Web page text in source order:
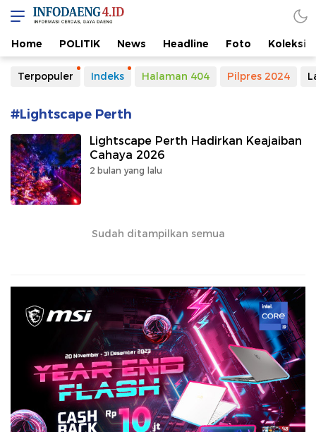
Home POLITIK News Headline Foto Koleksi
Terpopuler Indeks Halaman 404 Pilpres 2024
#Lightscape Perth
Lightscape Perth Hadirkan Keajaiban
Cahaya 2026
2 bulan yang lalu
Sudah ditampilkan semua